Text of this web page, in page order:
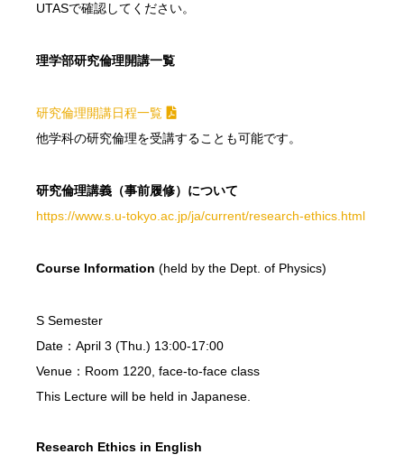
UTASで確認してください。
理学部研究倫理開講一覧
研究倫理開講日程一覧
他学科の研究倫理を受講することも可能です。
研究倫理講義（事前履修）について
https://www.s.u-tokyo.ac.jp/ja/current/research-ethics.html
Course Information (held by the Dept. of Physics)
S Semester
Date：April 3 (Thu.) 13:00-17:00
Venue：Room 1220, face-to-face class
This Lecture will be held in Japanese.
Research Ethics in English